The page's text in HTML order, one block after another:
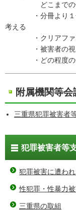
どこまでの体裁
・分冊より１冊、
考える
・クリアファイル
・被害者の視点
・どの程度の冊数
附属機関等会
三重県犯罪被害者
犯罪被害者等
犯罪被害に遭わ
性犯罪・性暴力
三重県の取組